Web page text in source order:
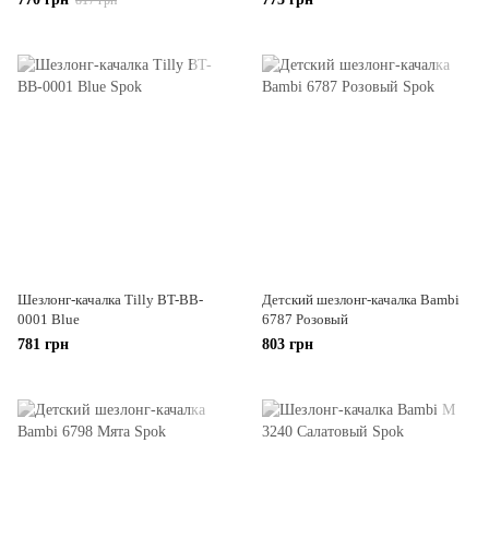
Шезлонг-качалка Tilly BT-BB-
0001 Blue
781 грн
Детский шезлонг-качалка Bambi
6787 Розовый
803 грн